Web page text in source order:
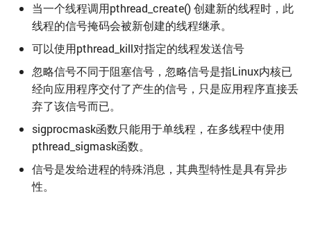
当一个线程调用pthread_create() 创建新的线程时，此
线程的信号掩码会被新创建的线程继承。
可以使用pthread_kill对指定的线程发送信号
忽略信号不同于阻塞信号，忽略信号是指Linux内核已
经向应用程序交付了产生的信号，只是应用程序直接丢
弃了该信号而已。
sigprocmask函数只能用于单线程，在多线程中使用
pthread_sigmask函数。
信号是发给进程的特殊消息，其典型特性是具有异步
性。